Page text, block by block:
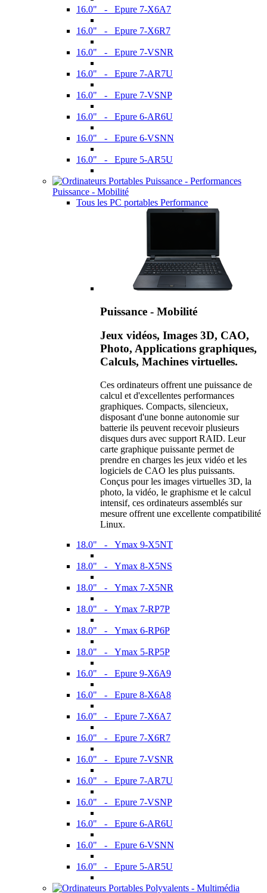
16.0" - Epure 7-X6A7
16.0" - Epure 7-X6R7
16.0" - Epure 7-VSNR
16.0" - Epure 7-AR7U
16.0" - Epure 7-VSNP
16.0" - Epure 6-AR6U
16.0" - Epure 6-VSNN
16.0" - Epure 5-AR5U
Puissance - Mobilité
Tous les PC portables Performance
Puissance - Mobilité
Jeux vidéos, Images 3D, CAO,
Photo, Applications graphiques,
Calculs, Machines virtuelles.
Ces ordinateurs offrent une puissance de
calcul et d'excellentes performances
graphiques. Compacts, silencieux,
disposant d'une bonne autonomie sur
batterie ils peuvent recevoir plusieurs
disques durs avec support RAID. Leur
carte graphique puissante permet de
prendre en charges les jeux vidéo et les
logiciels de CAO les plus puissants.
Conçus pour les images virtuelles 3D, la
photo, la vidéo, le graphisme et le calcul
intensif, ces ordinateurs assemblés sur
mesure offrent une excellente compatibilité
Linux.
18.0" - Ymax 9-X5NT
18.0" - Ymax 8-X5NS
18.0" - Ymax 7-X5NR
18.0" - Ymax 7-RP7P
18.0" - Ymax 6-RP6P
18.0" - Ymax 5-RP5P
16.0" - Epure 9-X6A9
16.0" - Epure 8-X6A8
16.0" - Epure 7-X6A7
16.0" - Epure 7-X6R7
16.0" - Epure 7-VSNR
16.0" - Epure 7-AR7U
16.0" - Epure 7-VSNP
16.0" - Epure 6-AR6U
16.0" - Epure 6-VSNN
16.0" - Epure 5-AR5U